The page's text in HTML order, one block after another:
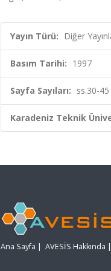
Yayın Türü: Diğer
Basım Tarihi: 1997
Sayfa Sayıları: ss.30-45
Karadeniz Teknik
Ana Sayfa | AVESİS Hakkında |